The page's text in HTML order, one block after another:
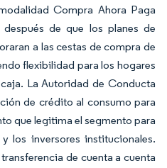
Compra Ahora Paga
de que los planes de
a las cestas de compra de
flexibilidad para los hogares
La Autoridad de Conducta
de crédito al consumo para
que legitima el segmento para
los inversores institucionales.
de cuenta a cuenta